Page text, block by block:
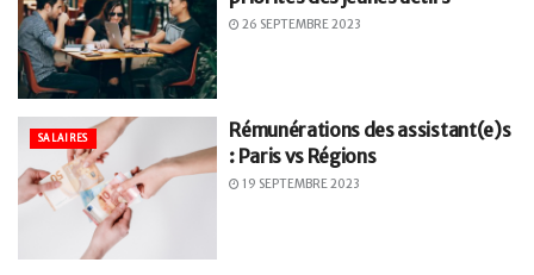
26 SEPTEMBRE 2023
SALAIRES
Rémunérations des assistant(e)s
: Paris vs Régions
19 SEPTEMBRE 2023